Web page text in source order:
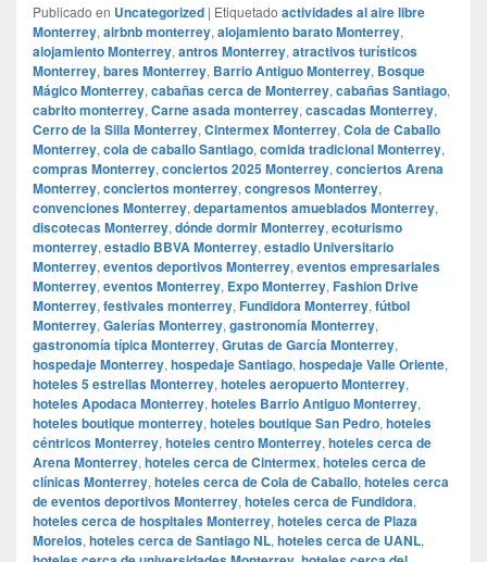
Publicado en Uncategorized | Etiquetado actividades al aire libre
Monterrey, airbnb monterrey, alojamiento barato Monterrey,
alojamiento Monterrey, antros Monterrey, atractivos turísticos
Monterrey, bares Monterrey, Barrio Antiguo Monterrey, Bosque
Mágico Monterrey, cabañas cerca de Monterrey, cabañas Santiago,
cabrito monterrey, Carne asada monterrey, cascadas Monterrey,
Cerro de la Silla Monterrey, Cintermex Monterrey, Cola de Caballo
Monterrey, cola de caballo Santiago, comida tradicional Monterrey,
compras Monterrey, conciertos 2025 Monterrey, conciertos Arena
Monterrey, conciertos monterrey, congresos Monterrey,
convenciones Monterrey, departamentos amueblados Monterrey,
discotecas Monterrey, dónde dormir Monterrey, ecoturismo
monterrey, estadio BBVA Monterrey, estadio Universitario
Monterrey, eventos deportivos Monterrey, eventos empresariales
Monterrey, eventos Monterrey, Expo Monterrey, Fashion Drive
Monterrey, festivales monterrey, Fundidora Monterrey, fútbol
Monterrey, Galerías Monterrey, gastronomía Monterrey,
gastronomía típica Monterrey, Grutas de García Monterrey,
hospedaje Monterrey, hospedaje Santiago, hospedaje Valle Oriente,
hoteles 5 estrellas Monterrey, hoteles aeropuerto Monterrey,
hoteles Apodaca Monterrey, hoteles Barrio Antiguo Monterrey,
hoteles boutique monterrey, hoteles boutique San Pedro, hoteles
céntricos Monterrey, hoteles centro Monterrey, hoteles cerca de
Arena Monterrey, hoteles cerca de Cintermex, hoteles cerca de
clínicas Monterrey, hoteles cerca de Cola de Caballo, hoteles cerca
de eventos deportivos Monterrey, hoteles cerca de Fundidora,
hoteles cerca de hospitales Monterrey, hoteles cerca de Plaza
Morelos, hoteles cerca de Santiago NL, hoteles cerca de UANL,